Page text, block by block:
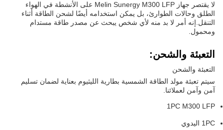
لا يقتصر جهاز Melin Sunergy M300 LFP على الأنشطة في الهواء
الطلق وحالات الطوارئ، بل يمكن استخدامه أيضًا لشحن الطاقة أثناء
التنقل.إنه أمر لا بد منه لأي شخص يبحث عن مصدر طاقة مستدام
ومحمول.
التعبئة والشحن:
التعبئة والشحن
سيتم تعبئة مولد الطاقة الشمسية بطارية الليثيوم بعناية لضمان تسليم
آمن وآمن لعملائنا.
1PC M300 LFP
1PC اليدوي